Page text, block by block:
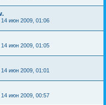
14 июн 2009, 01:06
14 июн 2009, 01:05
14 июн 2009, 01:01
14 июн 2009, 00:57